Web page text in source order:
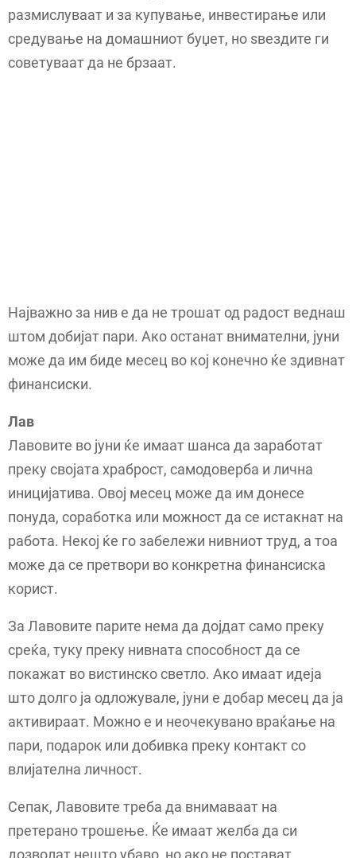
размислуваат и за купување, инвестирање или
средување на домашниот буџет, но ѕвездите ги
советуваат да не брзаат.
Најважно за нив е да не трошат од радост веднаш
штом добијат пари. Ако останат внимателни, јуни
може да им биде месец во кој конечно ќе здивнат
финансиски.
Лав
Лавовите во јуни ќе имаат шанса да заработат
преку својата храброст, самодоверба и лична
иницијатива. Овој месец може да им донесе
понуда, соработка или можност да се истакнат на
работа. Некој ќе го забележи нивниот труд, а тоа
може да се претвори во конкретна финансиска
корист.
За Лавовите парите нема да дојдат само преку
среќа, туку преку нивната способност да се
покажат во вистинско светло. Ако имаат идеја
што долго ја одложувале, јуни е добар месец да ја
активираат. Можно е и неочекувано враќање на
пари, подарок или добивка преку контакт со
влијателна личност.
Сепак, Лавовите треба да внимаваат на
претерано трошење. Ќе имаат желба да си
дозволат нешто убаво, но ако не постават